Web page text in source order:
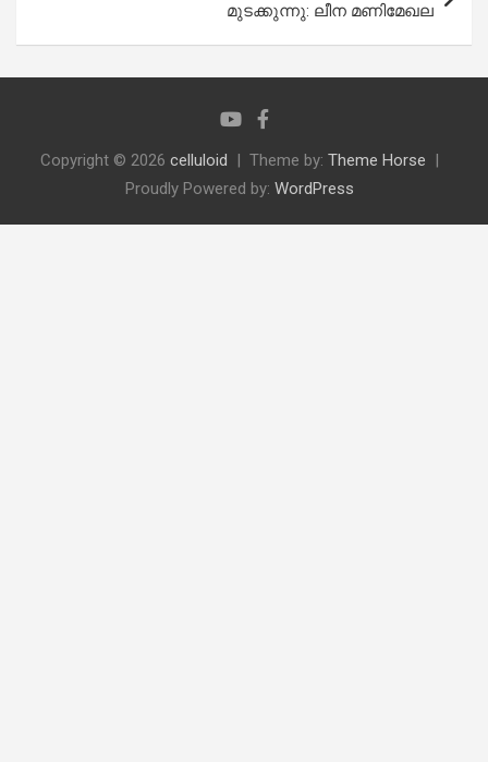
മുടക്കുന്നു: ലീന മണിമേഖല
Copyright © 2026 celluloid Theme by: Theme Horse
Proudly Powered by: WordPress